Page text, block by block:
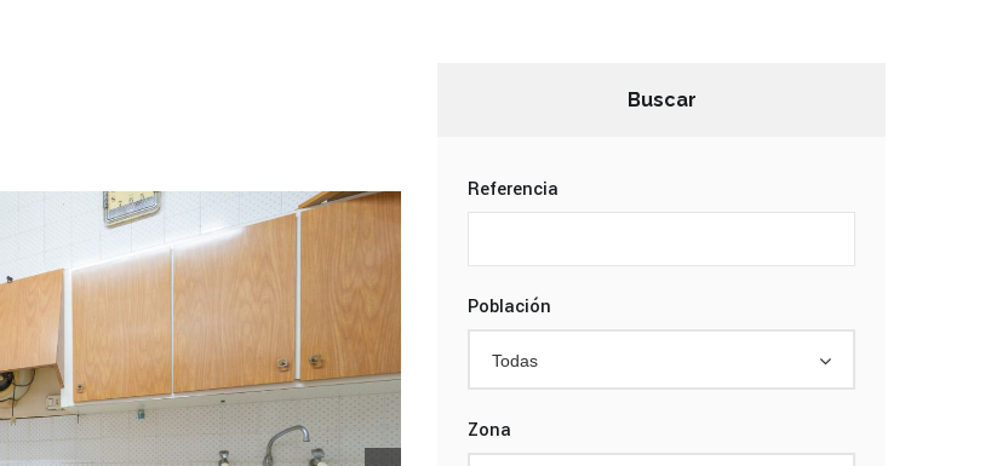
Buscar
Referencia
Población
Todas
Zona